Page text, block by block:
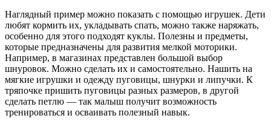
Наглядный пример можно показать с помощью игрушек. Дети
любят кормить их, укладывать спать, можно также наряжать,
особенно для этого подходят куклы. Полезны и предметы,
которые предназначены для развития мелкой моторики.
Например, в магазинах представлен большой выбор
шнуровок. Можно сделать их и самостоятельно. Нашить на
мягкие игрушки и одежду пуговицы, шнурки и липучки. К
тряпочке пришить пуговицы разных размеров, в другой
сделать петлю — так малыш получит возможность
тренироваться и осваивать полезный навык.